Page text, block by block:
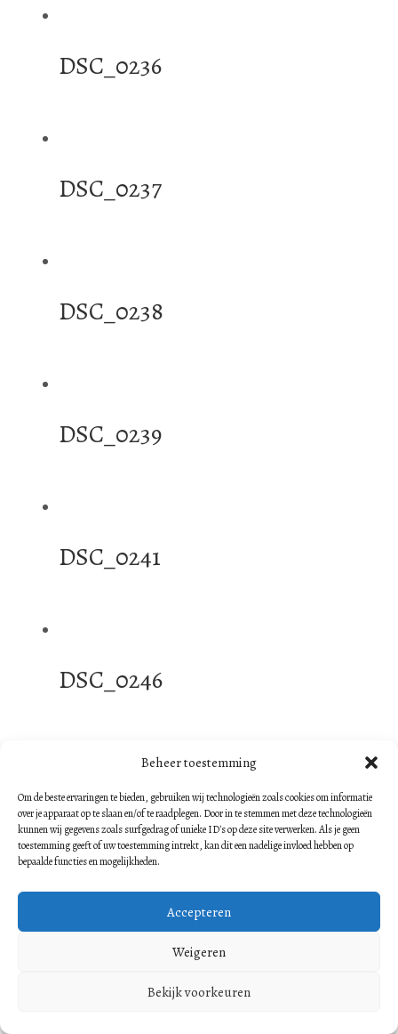
Beheer toestemming
Om de beste ervaringen te bieden, gebruiken wij technologieën zoals cookies om informatie
over je apparaat op te slaan en/of te raadplegen. Door in te stemmen met deze technologieën
kunnen wij gegevens zoals surfgedrag of unieke ID's op deze site verwerken. Als je geen
toestemming geeft of uw toestemming intrekt, kan dit een nadelige invloed hebben op
bepaalde functies en mogelijkheden.
Accepteren
Weigeren
Bekijk voorkeuren
DSC_0236
DSC_0237
DSC_0238
DSC_0239
DSC_0241
DSC_0246
DSC_0247
DSC_0248